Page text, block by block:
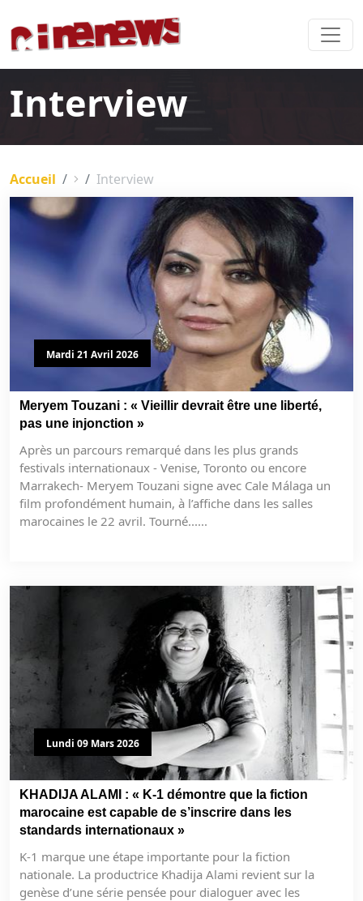
Interview
Accueil Interview
Mardi 21 Avril 2026
Meryem Touzani : « Vieillir devrait être une liberté,
pas une injonction »
Après un parcours remarqué dans les plus grands
festivals internationaux - Venise, Toronto ou encore
Marrakech- Meryem Touzani signe avec Cale Málaga un
film profondément humain, à l’affiche dans les salles
marocaines le 22 avril. Tourné......
Lundi 09 Mars 2026
KHADIJA ALAMI : « K-1 démontre que la fiction
marocaine est capable de s’inscrire dans les
standards internationaux »
K-1 marque une étape importante pour la fiction
nationale. La productrice Khadija Alami revient sur la
genèse d’une série pensée pour dialoguer avec les